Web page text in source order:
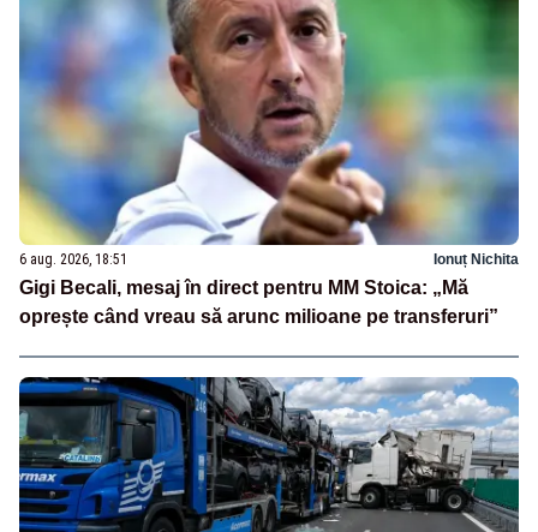
6 aug. 2026, 18:51 Ionuț Nichita
Gigi Becali, mesaj în direct pentru MM Stoica: „Mă
oprește când vreau să arunc milioane pe transferuri”